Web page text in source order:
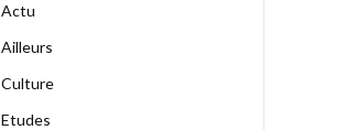
Actu
Ailleurs
Culture
Etudes